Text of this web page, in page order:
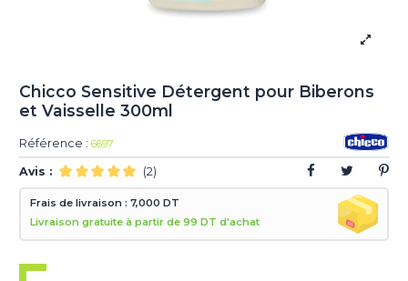
Chicco Sensitive Détergent pour Biberons
et Vaisselle 300ml
Référence : 6697
Avis : (2)
Frais de livraison : 7,000 DT
Livraison gratuite à partir de 99 DT d'achat